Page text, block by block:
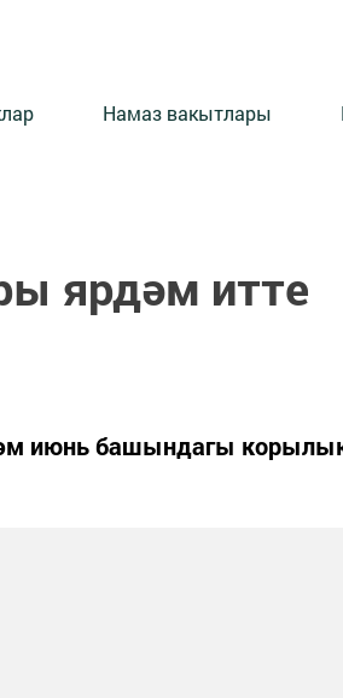
Намаз вакытлары
ярдәм итте
июнь башындагы